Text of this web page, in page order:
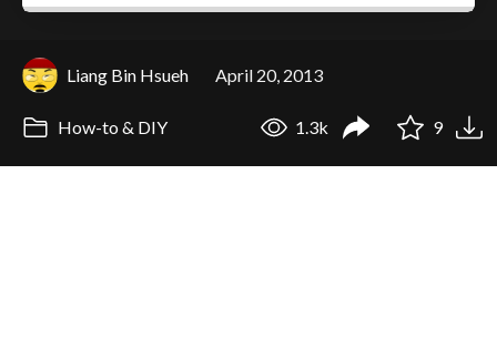
Liang Bin Hsueh April 20, 2013
How-to & DIY 1.3k 9